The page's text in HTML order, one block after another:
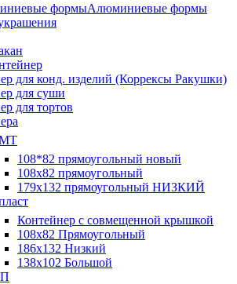
Алюминиевые формы
для конд. изделий (Коррексы Ракушки)
для суши
для тортов
108*82 прямоугольный новый
108х82 прямоугольный
179х132 прямоугольный НИЗКИЙ
Контейнер с совмещенной крышкой
108х82 Прямоугольный
186х132 Низкий
138х102 Большой